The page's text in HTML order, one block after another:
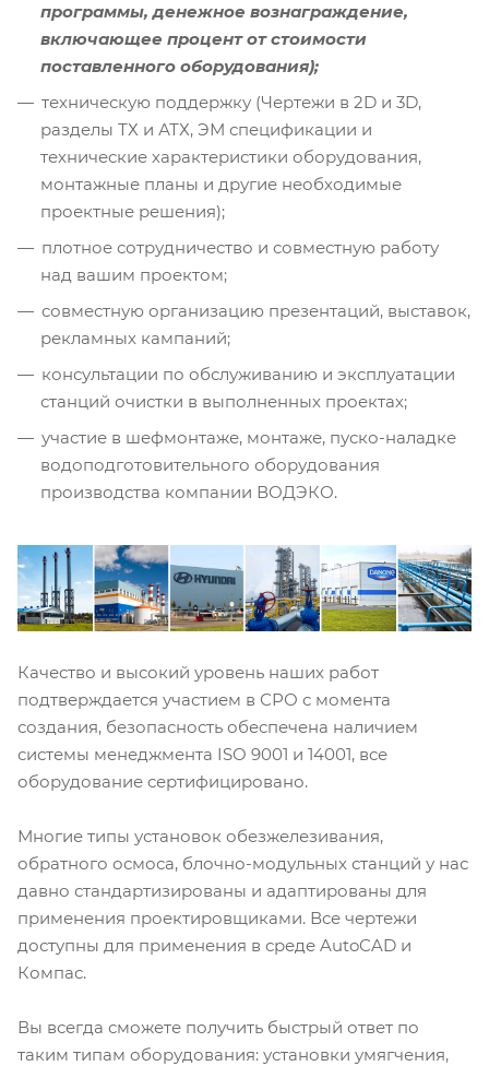
программы, денежное вознаграждение,
включающее процент от стоимости
поставленного оборудования);
техническую поддержку (Чертежи в 2D и 3D,
разделы ТХ и АТХ, ЭМ спецификации и
технические характеристики оборудования,
монтажные планы и другие необходимые
проектные решения);
плотное сотрудничество и совместную работу
над вашим проектом;
совместную организацию презентаций, выставок,
рекламных кампаний;
консультации по обслуживанию и эксплуатации
станций очистки в выполненных проектах;
участие в шефмонтаже, монтаже, пуско-наладке
водоподготовительного оборудования
производства компании ВОДЭКО.
Качество и высокий уровень наших работ
подтверждается участием в СРО с момента
создания, безопасность обеспечена наличием
системы менеджмента ISO 9001 и 14001, все
оборудование сертифицировано.
Многие типы установок обезжелезивания,
обратного осмоса, блочно-модульных станций у нас
давно стандартизированы и адаптированы для
применения проектировщиками. Все чертежи
доступны для применения в среде AutoCAD и
Компас.
Вы всегда сможете получить быстрый ответ по
таким типам оборудования: установки умягчения,